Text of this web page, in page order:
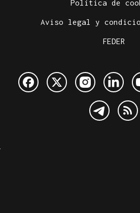
Política de
Aviso legal y
FEDER